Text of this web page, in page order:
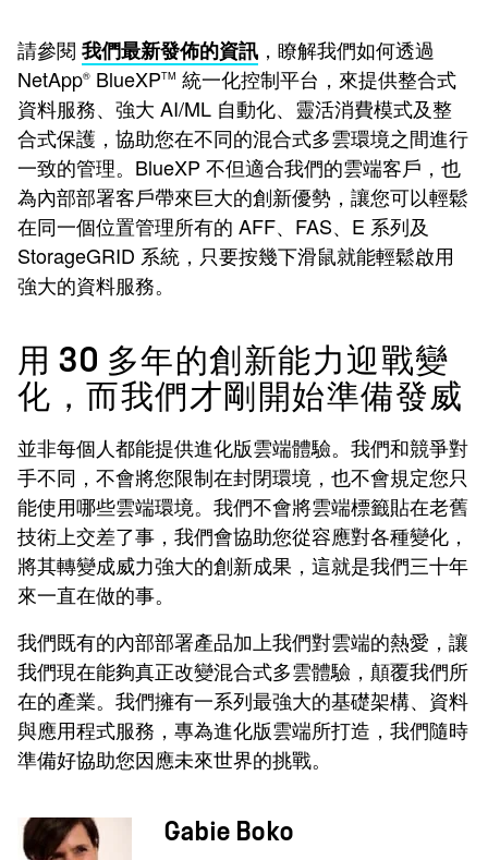
請參閱 我們最新發佈的資訊 ，瞭解我們如何透過
NetApp® BlueXPTM 統一化控制平台，來提供整合式
資料服務、強大 AI/ML 自動化、靈活消費模式及整
合式保護，協助您在不同的混合式多雲環境之間進行
一致的管理。BlueXP 不但適合我們的雲端客戶，也
為內部部署客戶帶來巨大的創新優勢，讓您可以輕鬆
在同一個位置管理所有的 AFF、FAS、E 系列及
StorageGRID 系統，只要按幾下滑鼠就能輕鬆啟用
強大的資料服務。
用 30 多年的創新能力迎戰變
化，而我們才剛開始準備發威
並非每個人都能提供進化版雲端體驗。我們和競爭對
手不同，不會將您限制在封閉環境，也不會規定您只
能使用哪些雲端環境。我們不會將雲端標籤貼在老舊
技術上交差了事，我們會協助您從容應對各種變化，
將其轉變成威力強大的創新成果，這就是我們三十年
來一直在做的事。
我們既有的內部部署產品加上我們對雲端的熱愛，讓
我們現在能夠真正改變混合式多雲體驗，顛覆我們所
在的產業。我們擁有一系列最強大的基礎架構、資料
與應用程式服務，專為進化版雲端所打造，我們隨時
準備好協助您因應未來世界的挑戰。
Gabie Boko